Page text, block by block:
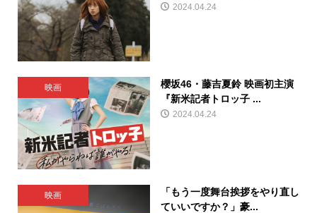
2024.04.24
映画
櫻坂46・藤吉夏鈴 映画初主演
『新米記者トロッ子 ...
2024.04.24
映画
「もう一度舞台挨拶をやり直し
ていいですか？」豪...